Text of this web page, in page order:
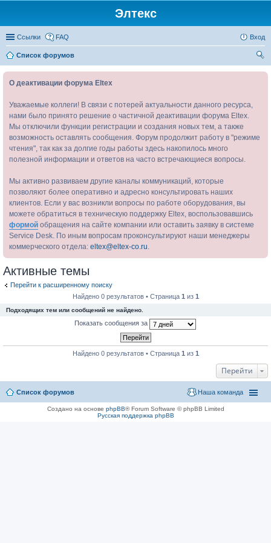
Элтекс
Ссылки FAQ Вход
Список форумов
О деактивации форума Eltex
Уважаемые коллеги! В связи с потерей актуальности данного ресурса,
нами было принято решение о частичной деактивации форума Eltex.
Мы отключили функции регистрации и создания новых тем, а также
возможность оставлять сообщения. Форум продолжит работу в "режиме
чтения", так как за долгие годы работы здесь накопилось много
полезной информации и ответов на часто встречающиеся вопросы.
Мы активно развиваем другие каналы коммуникаций, которые
позволяют более оперативно и адресно консультировать наших
клиентов. Если у вас возникли вопросы по работе оборудования, вы
можете обратиться в техническую поддержку Eltex, воспользовавшись
формой обращения на сайте компании или оставить заявку в системе
Service Desk. По иным вопросам проконсультируют наши менеджеры
коммерческого отдела: eltex@eltex-co.ru.
Активные темы
Перейти к расширенному поиску
Найдено 0 результатов • Страница 1 из 1
Подходящих тем или сообщений не найдено.
Показать сообщения за
Найдено 0 результатов • Страница 1 из 1
Перейти
Список форумов Наша команда
Создано на основе phpBB® Forum Software © phpBB Limited
Русская поддержка phpBB